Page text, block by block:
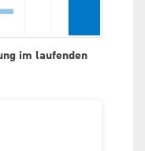
im laufenden